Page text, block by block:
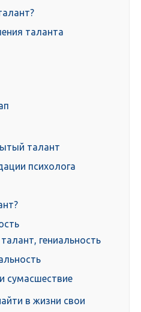
таланта
талант
психолога
гениальность
сумасшествие
в жизни свои